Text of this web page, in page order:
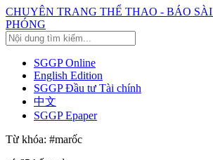
CHUYÊN TRANG THỂ THAO - BÁO
PHÓNG
SGGP Online
English Edition
SGGP Đầu tư Tài chính
中文
SGGP Epaper
Từ khóa: #marốc